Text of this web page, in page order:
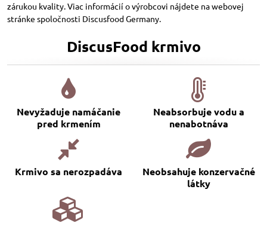
zárukou kvality. Viac informácií o výrobcovi nájdete na webovej
stránke spoločnosti Discusfood Germany.
DiscusFood krmivo
Nevyžaduje namáčanie
pred krmením
Neabsorbuje vodu a
nenabotnáva
Krmivo sa nerozpadáva
Neobsahuje konzervačné
látky